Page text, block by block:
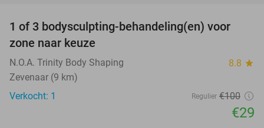
71%
TODAY
1 of 3 bodysculpting-behandeling(en) voor
zone naar keuze
N.O.A. Trinity Body Shaping 8.8 star
Zevenaar (9 km)
Verkocht: 1
Regulier €100
€29